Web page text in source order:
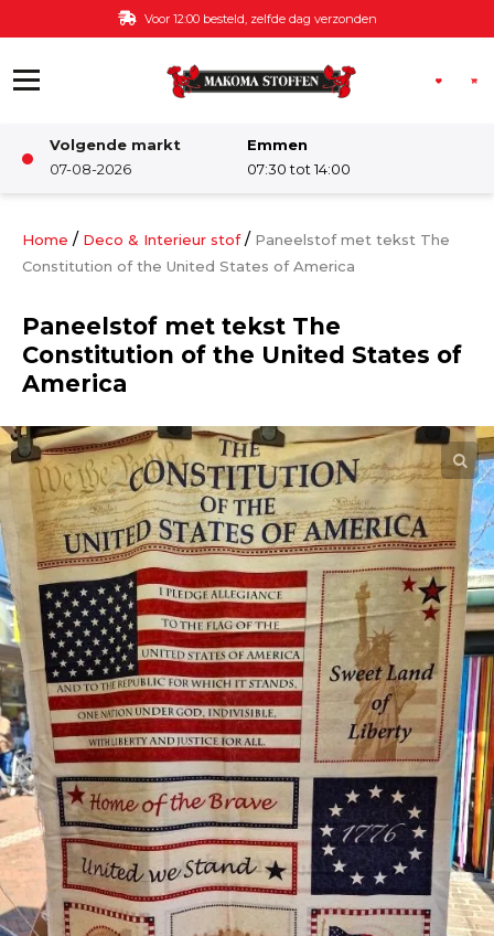
Ga naar de inhoud Voor 12:00 besteld, zelfde dag verzonden
Volgende markt
07-08-2026
Emmen
07:30 tot 14:00
Damesstoffen
Kinderstoffen
Kinderkamer
Katoen
Grootverbruik
Tijdpakker stof
Home / Deco & Interieur stof/ Paneelstof met tekst The
Constitution of the United States of America
Paneelstof met tekst The
Constitution of the United States of
America